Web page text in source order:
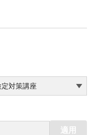
定対策講座
適用